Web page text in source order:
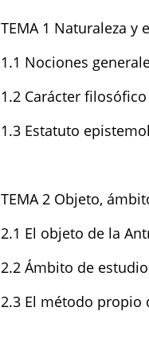
TEMA 1 Naturaleza
1.1 Nociones
1.2 Carácter
1.3 Estatuto
TEMA 2 Objeto,
2.1 El objeto de la
2.2 Ámbito de
2.3 El método propio